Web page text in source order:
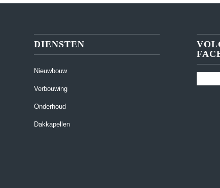
DIENSTEN
Nieuwbouw
Verbouwing
Onderhoud
Dakkapellen